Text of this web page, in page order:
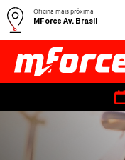
Oficina mais próxima
MForce Av. Brasil